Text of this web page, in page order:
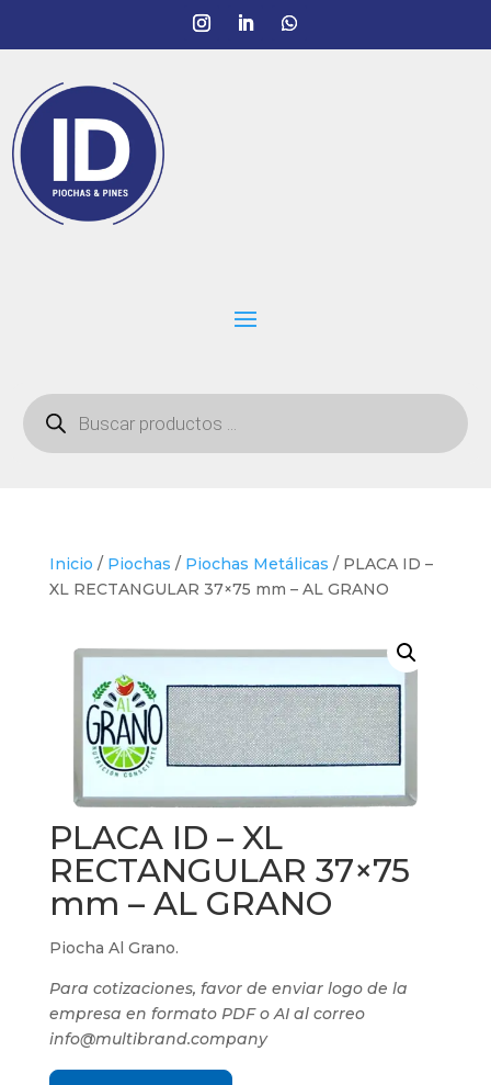
Búsqueda
de
productos
Inicio / Piochas / Piochas Metálicas / PLACA ID –
XL RECTANGULAR 37×75 mm – AL GRANO
PLACA ID – XL
RECTANGULAR 37×75
mm – AL GRANO
Piocha Al Grano.
Para cotizaciones, favor de enviar logo de la
empresa en formato PDF o AI al correo
info@multibrand.company